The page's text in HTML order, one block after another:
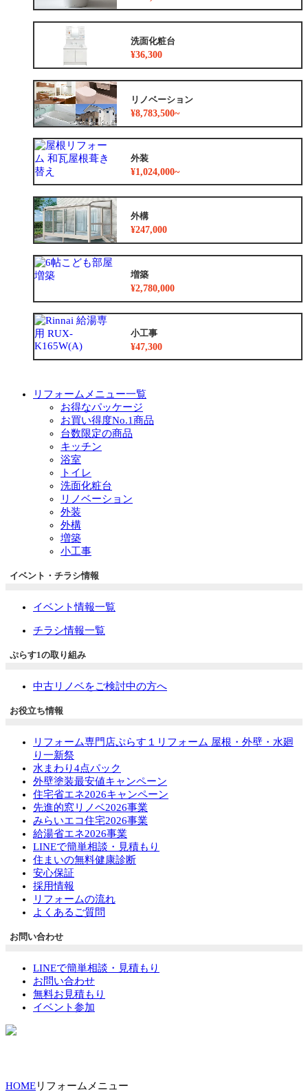
洗面化粧台
¥36,300
リノベーション
¥8,783,500~
外装
¥1,024,000~
外構
¥247,000
増築
¥2,780,000
小工事
¥47,300
リフォームメニュー一覧
お得なパッケージ
お買い得度No.1商品
台数限定の商品
キッチン
浴室
トイレ
洗面化粧台
リノベーション
外装
外構
増築
小工事
イベント・チラシ情報
イベント情報一覧
チラシ情報一覧
ぷらす1の取り組み
中古リノベをご検討中の方へ
お役立ち情報
リフォーム専門店ぷらす１リフォーム 屋根・外壁・水廻
り一新祭
水まわり4点パック
外壁塗装最安値キャンペーン
住宅省エネ2026キャンペーン
先進的窓リノベ2026事業
みらいエコ住宅2026事業
給湯省エネ2026事業
LINEで簡単相談・見積もり
住まいの無料健康診断
安心保証
採用情報
リフォームの流れ
よくあるご質問
お問い合わせ
LINEで簡単相談・見積もり
お問い合わせ
無料お見積もり
イベント参加
HOMEリフォームメニュー